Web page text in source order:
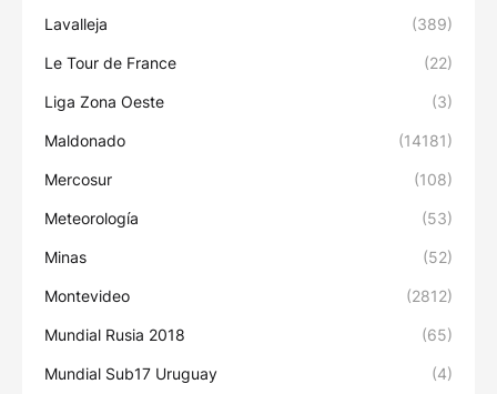
Lavalleja (389)
Le Tour de France (22)
Liga Zona Oeste (3)
Maldonado (14181)
Mercosur (108)
Meteorología (53)
Minas (52)
Montevideo (2812)
Mundial Rusia 2018 (65)
Mundial Sub17 Uruguay (4)